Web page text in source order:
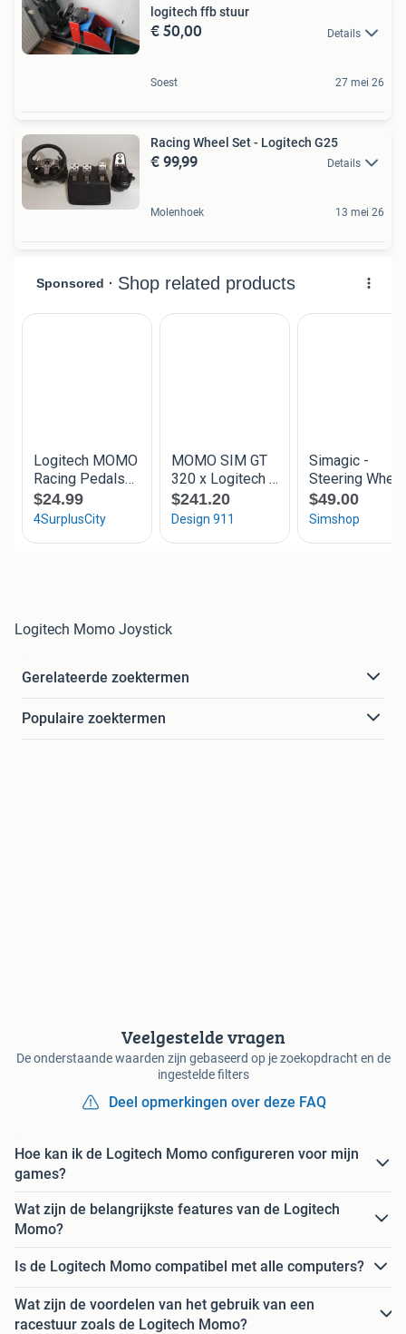
logitech ffb stuur
€ 50,00 Details
Soest 27 mei 26
Racing Wheel Set - Logitech G25
€ 99,99 Details
Molenhoek 13 mei 26
Logitech Momo Joystick
Gerelateerde zoektermen
Populaire zoektermen
Veelgestelde vragen
De onderstaande waarden zijn gebaseerd op je zoekopdracht en de
ingestelde filters
Deel opmerkingen over deze FAQ
Hoe kan ik de Logitech Momo configureren voor mijn
games?
Wat zijn de belangrijkste features van de Logitech
Momo?
Is de Logitech Momo compatibel met alle computers?
Wat zijn de voordelen van het gebruik van een
racestuur zoals de Logitech Momo?